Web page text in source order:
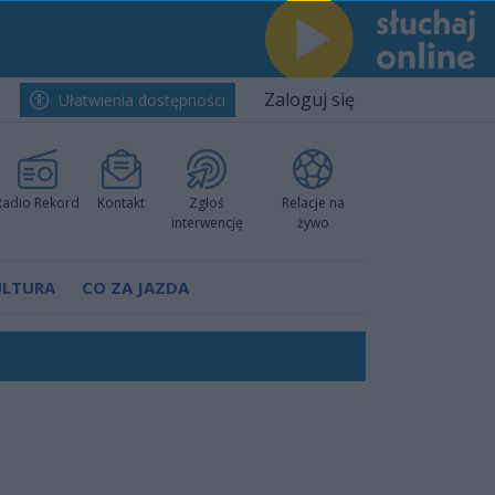
Ułatwienia dostępności Zaloguj się
Rekord Kontakt
Zgłoś
interwencję
Relacje na
żywo
CO ZA JAZDA